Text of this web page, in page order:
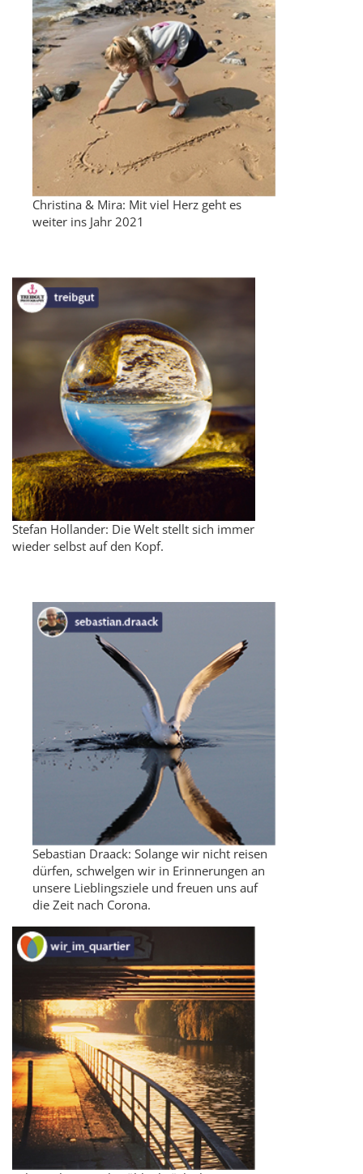
Christina & Mira: Mit viel Herz geht es
weiter ins Jahr 2021
Stefan Hollander: Die Welt stellt sich immer
wieder selbst auf den Kopf.
Sebastian Draack: Solange wir nicht reisen
dürfen, schwelgen wir in Erinnerungen an
unsere Lieblingsziele und freuen uns auf
die Zeit nach Corona.